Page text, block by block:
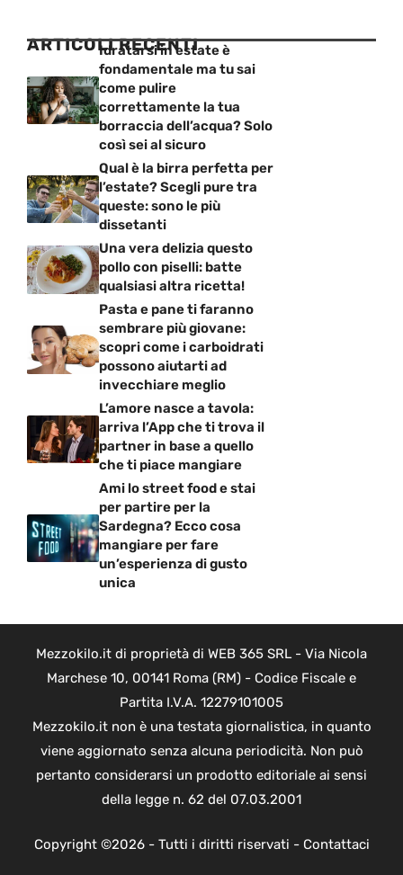
ARTICOLI RECENTI
Idratarsi in estate è
fondamentale ma tu sai
come pulire
correttamente la tua
borraccia dell’acqua? Solo
così sei al sicuro
Qual è la birra perfetta per
l’estate? Scegli pure tra
queste: sono le più
dissetanti
Una vera delizia questo
pollo con piselli: batte
qualsiasi altra ricetta!
Pasta e pane ti faranno
sembrare più giovane:
scopri come i carboidrati
possono aiutarti ad
invecchiare meglio
L’amore nasce a tavola:
arriva l’App che ti trova il
partner in base a quello
che ti piace mangiare
Ami lo street food e stai
per partire per la
Sardegna? Ecco cosa
mangiare per fare
un’esperienza di gusto
unica
Mezzokilo.it di proprietà di WEB 365 SRL - Via Nicola
Marchese 10, 00141 Roma (RM) - Codice Fiscale e
Partita I.V.A. 12279101005
Mezzokilo.it non è una testata giornalistica, in quanto
viene aggiornato senza alcuna periodicità. Non può
pertanto considerarsi un prodotto editoriale ai sensi
della legge n. 62 del 07.03.2001
Copyright ©2026 - Tutti i diritti riservati - Contattaci